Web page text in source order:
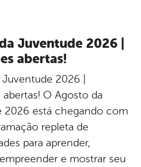
Juventude 2026 |
abertas!
2026 |
O Agosto da
2026 está chegando com
repleta de
para aprender,
e mostrar seu